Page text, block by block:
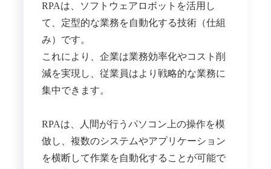
RPAは、ソフトウェアロボットを活用し
て、定型的な業務を自動化する技術（仕組
み）です。​
これにより、企業は業務効率化やコスト削
減を実現し、従業員はより戦略的な業務に
集中できます。
RPAは、人間が行うパソコン上の操作を模
倣し、複数のシステムやアプリケーション
を横断して作業を自動化することが可能で